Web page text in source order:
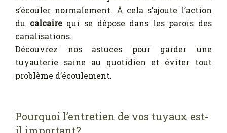
s’écouler normalement. À cela s’ajoute l’action
du calcairequi se dépose dans les parois des
canalisations.
Découvrez nos astuces pour garder une
tuyauterie saine au quotidien et éviter tout
problème d’écoulement.
Pourquoi l’entretien de vos tuyaux est-
il important?